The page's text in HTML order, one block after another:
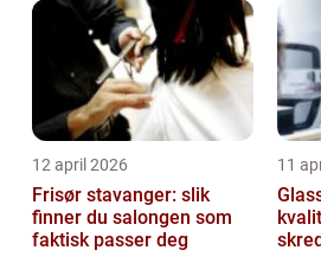
12 april 2026
Frisør stavanger: slik
finner du salongen som
faktisk passer deg
11